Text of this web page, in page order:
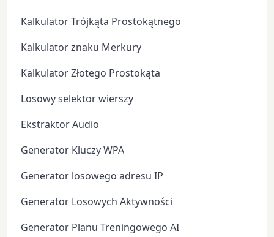
Kalkulator Trójkąta Prostokątnego
Kalkulator znaku Merkury
Kalkulator Złotego Prostokąta
Losowy selektor wierszy
Ekstraktor Audio
Generator Kluczy WPA
Generator losowego adresu IP
Generator Losowych Aktywności
Generator Planu Treningowego AI